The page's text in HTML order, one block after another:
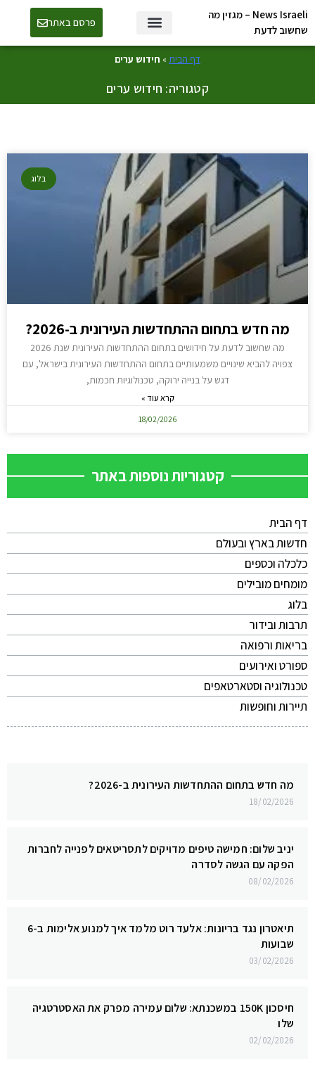
News Israeli – מגזין מה
שחשוב לדעת
פרסם באתר
דף הבית» חידוש ערים
קטגוריה: חידוש ערים
בלוג
מה חדש בתחום ההתחדשות העירונית ב-2026?
מה שחשוב לדעת על חידושים בתחום ההתחדשות העירונית שנת 2026
צפויה להביא שינויים משמעותיים בתחום ההתחדשות העירונית בישראל, עם
דגש על בנייה ירוקה, טכנולוגיות חכמות,
קרא עוד »
18/02/2026
קטגוריות נוספות באתר
דף הבית
חדשות בארץ ובעולם
כלכלה וכספים
מומחים מובילים
בלוג
תרבות ובידור
בריאות ורפואה
ספורט ואירועים
טכנולוגיה וסטארטאפים
תיירות וחופשות
מה חדש בתחום ההתחדשות העירונית ב-2026?
18/02/2026
יניב שלום: חמישה טיפים מדויקים לתסריטאים לפנייה לחברות
הפקה עם הגשה לסדרה
08/02/2026
תיאטרון נגד בריונות: אלעד רוט מלמד איך למנוע אלימות ב-6
שבועות
03/02/2026
חיסכון 150K במשכנתא: שלום עמירה מפרק את האסטרטגיה
שלו
02/02/2026